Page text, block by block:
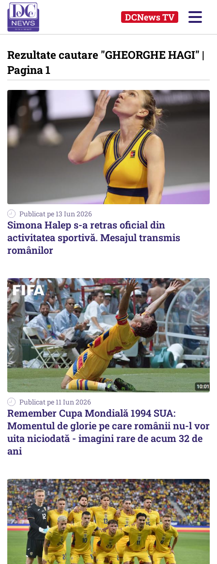
DCNews TV
Rezultate cautare "GHEORGHE HAGI" |
Pagina 1
Publicat pe 13 Iun 2026
Simona Halep s-a retras oficial din
activitatea sportivă. Mesajul transmis
românilor
Publicat pe 11 Iun 2026
Remember Cupa Mondială 1994 SUA:
Momentul de glorie pe care românii nu-l vor
uita niciodată - imagini rare de acum 32 de
ani